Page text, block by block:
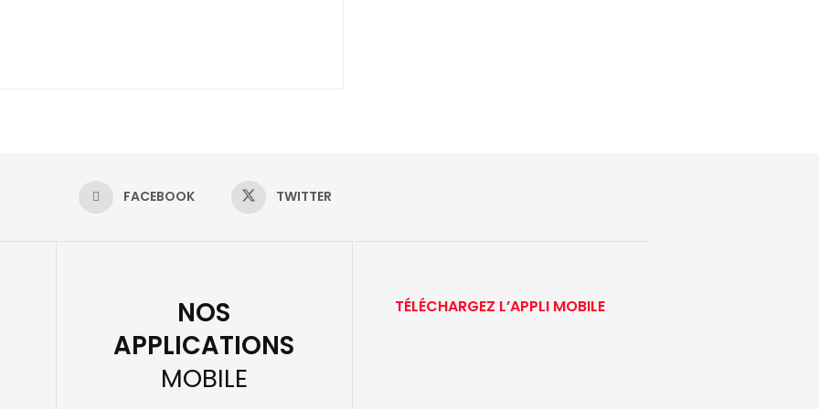
FACEBOOK TWITTER
NOS
APPLICATIONS
MOBILE
TÉLÉCHARGEZ L’APPLI MOBILE